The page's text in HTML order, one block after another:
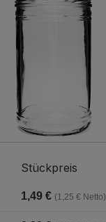
Stückpreis
1,49 € (1,25 € Netto)